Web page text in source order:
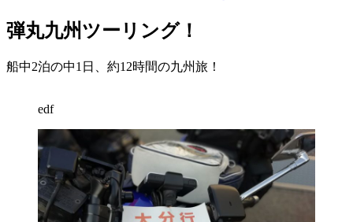
日:
弾丸九州ツーリング！
船中2泊の中1日、約12時間の九州旅！
edf